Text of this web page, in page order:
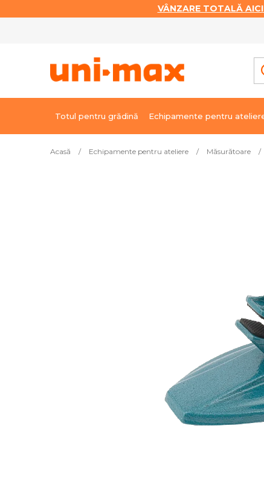
VÂNZARE TOTALĂ
Totul pentru grădină Echipamente pentru
Acasă / Echipamente pentru ateliere / Măsurătoare /